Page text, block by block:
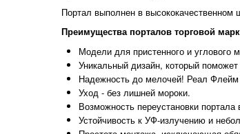
Портал выполнен в
Преимущества порталов торговой
Модели для пристенного и углового
Уникальный дизайн, который
Надежность до мелочей! Реал Флейм
Уход - без лишней мороки.
Возможность переустановки портала
Устойчивость к УФ-излучению и